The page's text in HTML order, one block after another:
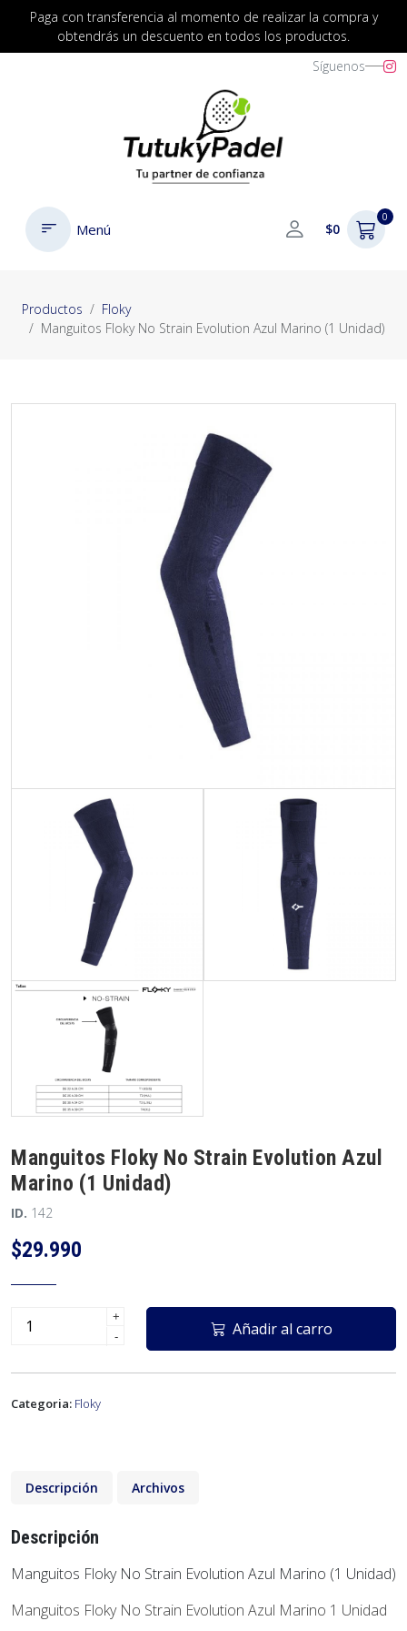
Paga con transferencia al momento de realizar la compra y
obtendrás un descuento en todos los productos.
Síguenos
Menú $0
0
Productos
Floky
Manguitos Floky No Strain Evolution Azul Marino (1 Unidad)
Manguitos Floky No Strain Evolution Azul
Marino (1 Unidad)
ID. 142
$29.990
+
-
Añadir al carro
Categoria: Floky
Descripción Archivos
Descripción
Manguitos Floky No Strain Evolution Azul Marino (1 Unidad)
Manguitos Floky No Strain Evolution Azul Marino 1 Unidad